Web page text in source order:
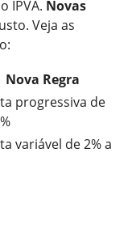
IPVA. Novas
Veja as
Nova Regra
progressiva de
variável de 2% a